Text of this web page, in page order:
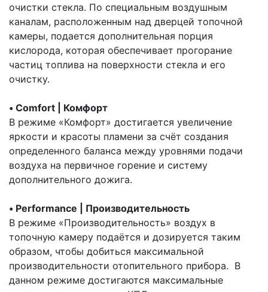
очистки стекла. По специальным воздушным
каналам, расположенным над дверцей топочной
камеры, подается дополнительная порция
кислорода, которая обеспечивает прогорание
частиц топлива на поверхности стекла и его
очистку.
• Comfort | Комфорт
В режиме «Комфорт» достигается увеличение
яркости и красоты пламени за счёт создания
определенного баланса между уровнями подачи
воздуха на первичное горение и систему
дополнительного дожига.
• Performance | Производительность
В режиме «Производительность» воздух в
топочную камеру подаётся и дозируется таким
образом, чтобы добиться максимальной
производительности отопительного прибора. В
данном режиме достигаются максимальные